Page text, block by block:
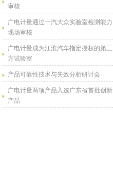
审核
广电计量通过一汽大众实验室检测能力
现场审核
广电计量成为江淮汽车指定授权的第三
方试验室
产品可靠性技术与失效分析研讨会
广电计量两项产品入选广东省首批创新
产品